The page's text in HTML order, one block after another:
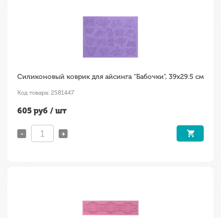
Силиконовый коврик для айсинга "Бабочки", 39х29.5 см
Код товара: 2581447
605 руб / шт
- +